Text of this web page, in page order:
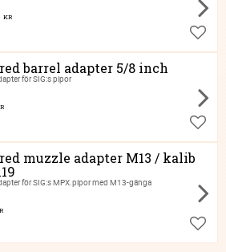
KR
Lägg
barrel adapter 5/8 inch
för SIG:s pipor
Lägg
muzzle adapter M13 / kalib
för SIG:s MPX.pipor med M13-gänga
Lägg